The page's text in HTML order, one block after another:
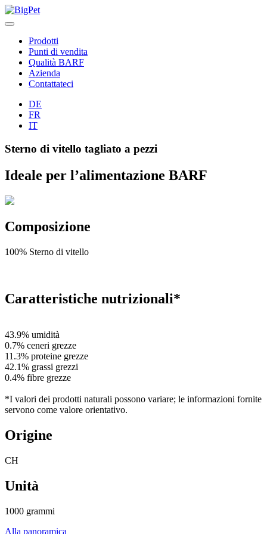
Skip
to
Prodotti
Punti di vendita
Qualità BARF
Azienda
Contattateci
DE
FR
IT
Sterno di vitello tagliato a pezzi
Ideale per l’alimentazione BARF
Composizione
100% Sterno di vitello
Caratteristiche nutrizionali*
43.9% umidità
0.7% ceneri grezze
11.3% proteine grezze
42.1% grassi grezzi
0.4% fibre grezze
*I valori dei prodotti naturali possono variare; le informazioni fornite
servono come valore orientativo.
Origine
CH
Unità
1000 grammi
Alla panoramica